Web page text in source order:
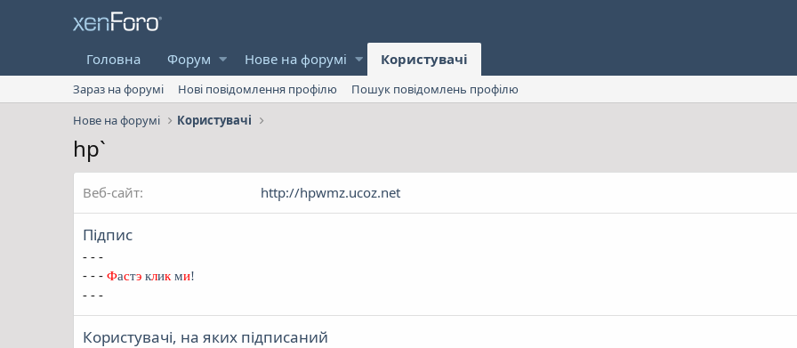
Головна Форум Нове на форумі Користувачі
Зараз на форумі Нові повідомлення профілю
Пошук повідомлень профілю
Нове на форумі
Користувачі
hp`
Веб-сайт http://hpwmz.ucoz.net
Підпис
- - -
- - - Фастэ клик ми!
- - -
Користувачі, на яких підписаний